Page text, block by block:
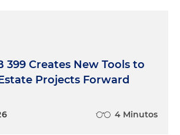
399 Creates New Tools to
Projects Forward
4 Minutos